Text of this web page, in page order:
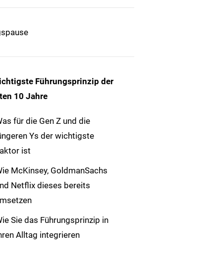
Führungsprinzip der
10 Jahre
für die Gen Z und die
Ys der wichtigste
ist
McKinsey, GoldmanSachs
Netflix dieses bereits
Sie das Führungsprinzip in
Alltag integrieren